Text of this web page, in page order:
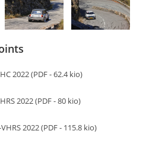
2022 (PDF - 62.4 kio)
2022 (PDF - 80 kio)
2022 (PDF - 115.8 kio)